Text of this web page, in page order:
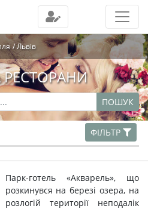
Львів
ПОШУК
ФІЛЬТР
Парк-готель «Акварель», що
розкинувся на березі озера, на
розлогій території неподалік